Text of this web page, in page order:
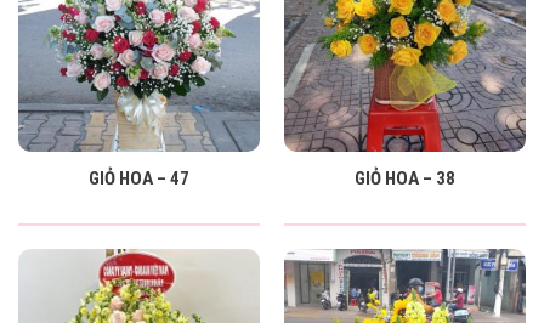
GIỎ HOA – 47 GIỎ HOA – 38